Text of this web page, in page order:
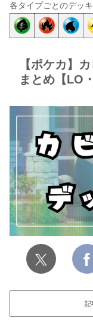
各タイプごとのデッ
【ポケカ】
まとめ【LO
記